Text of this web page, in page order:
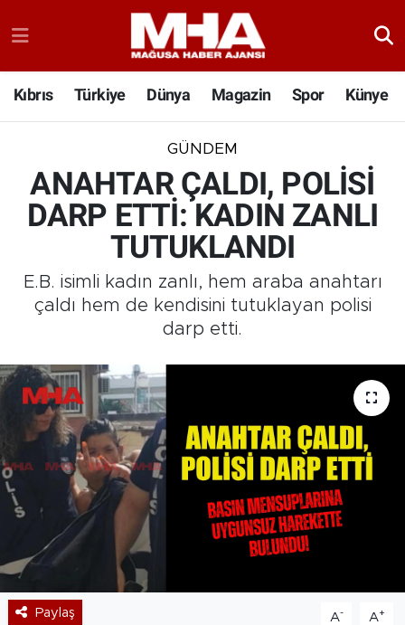
Kıbrıs Türkiye Dünya Magazin Spor Künye
GÜNDEM
ANAHTAR ÇALDI, POLİSİ
DARP ETTİ: KADIN ZANLI
TUTUKLANDI
E.B. isimli kadın zanlı, hem araba anahtarı
çaldı hem de kendisini tutuklayan polisi
darp etti.
Paylaş A- A+